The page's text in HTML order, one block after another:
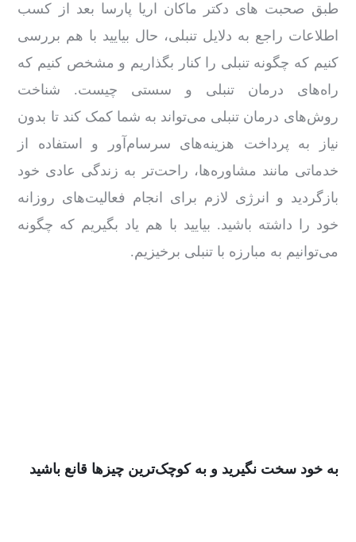
طبق صحبت های دکتر ماکان اریا پارسا بعد از کسب
اطلاعات راجع ‌به دلایل تنبلی، حال بیایید با هم بررسی
کنیم که چگونه تنبلی را کنار بگذاریم و مشخص کنیم که
راه‌های درمان تنبلی و سستی چیست. شناخت
روش‌های درمان تنبلی می‌تواند به شما کمک کند تا بدون
نیاز به پرداخت هزینه‌های سرسام‌آور و استفاده از
خدماتی مانند مشاوره‌ها، راحت‌تر به زندگی عادی خود
بازگردید و انرژی لازم برای انجام فعالیت‌های روزانه
خود را داشته باشید. بیایید با هم یاد بگیریم که چگونه
می‌توانیم به مبارزه با تنبلی برخیزیم.
به خود سخت نگیرید و به کوچک‌ترین چیزها قانع باشید